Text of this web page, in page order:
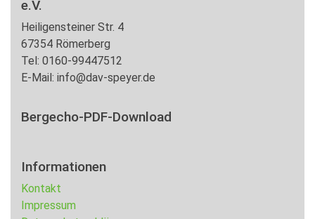
e.V.
Heiligensteiner Str. 4
67354 Römerberg
Tel: 0160-99447512
E-Mail: info@dav-speyer.de
Bergecho-PDF-Download
Informationen
Kontakt
Impressum